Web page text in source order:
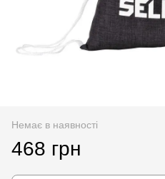
Немає в наявності
468 грн